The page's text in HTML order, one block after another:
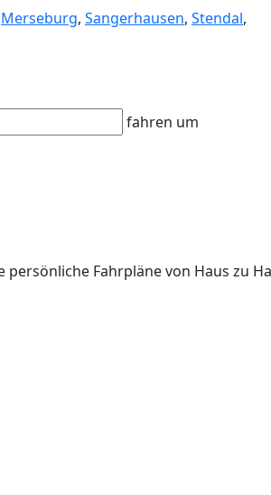
Merseburg, Sangerhausen, Stendal,
fahren um
Fahrpläne von Haus zu